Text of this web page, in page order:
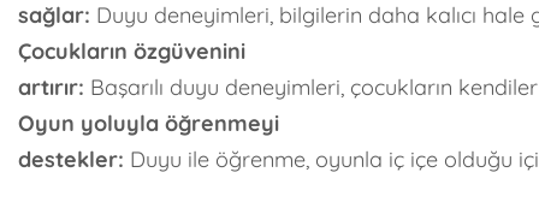
sağlar: Duyu deneyimleri, bilgilerin daha kalıcı hale
Çocukların özgüvenini
artırır: Başarılı duyu deneyimleri, çocukların
Oyun yoluyla öğrenmeyi
destekler: Duyu ile öğrenme, oyunla iç içe olduğu